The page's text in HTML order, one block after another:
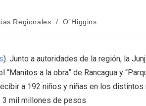
Regionales / O´Higgins
). Junto a autoridades de la región, la
a la obra” de Rancagua y
a 192 niños y niñas en los
mil millones de pesos.